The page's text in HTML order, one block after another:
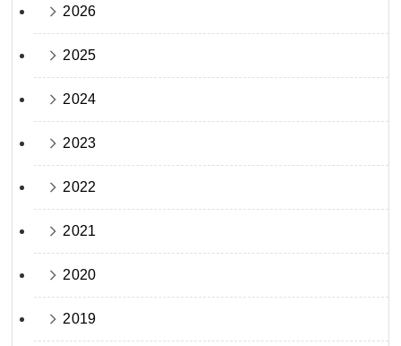
2026
2025
2024
2023
2022
2021
2020
2019